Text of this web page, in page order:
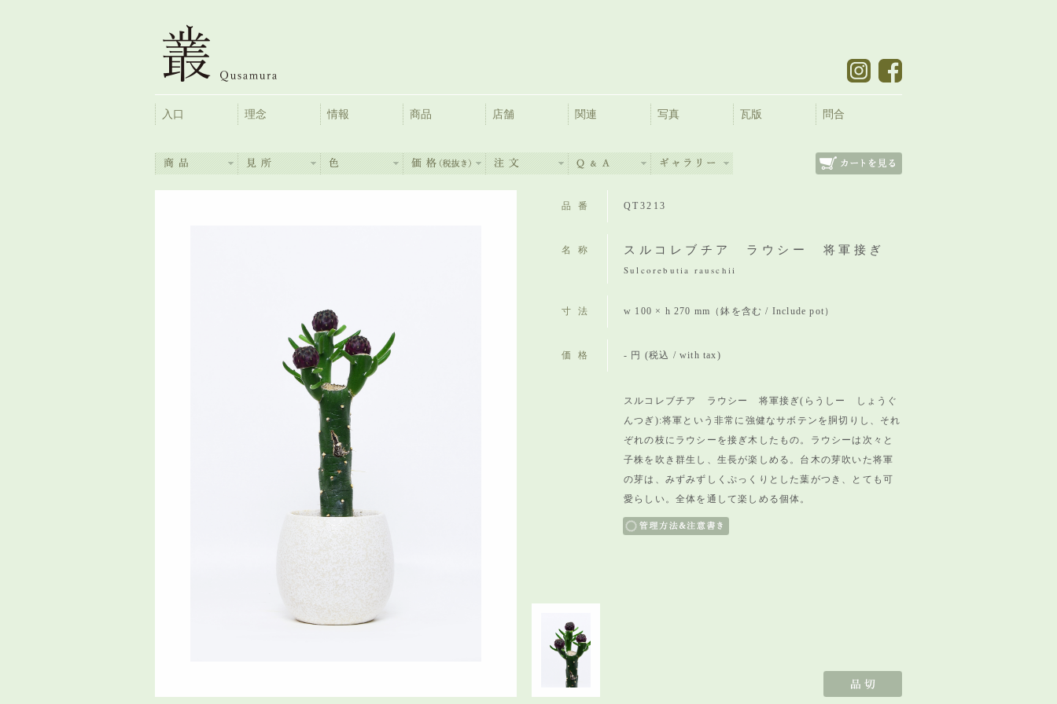
入口 理念 情報 商品 店舗 関連 写真 瓦版 問合
品番 QT3213
名称 スルコレブチア ラウシー 将軍接ぎ
Sulcorebutia rauschii
寸法 w 100 × h 270 mm（鉢を含む / Include pot）
価格 - 円 (税込 / with tax)
スルコレブチア ラウシー 将軍接ぎ(らうしー しょうぐ
んつぎ):将軍という非常に強健なサボテンを胴切りし、それ
ぞれの枝にラウシーを接ぎ木したもの。ラウシーは次々と
子株を吹き群生し、生長が楽しめる。台木の芽吹いた将軍
の芽は、みずみずしくぷっくりとした葉がつき、
とても可
愛らしい。全体を通して楽しめる個体。